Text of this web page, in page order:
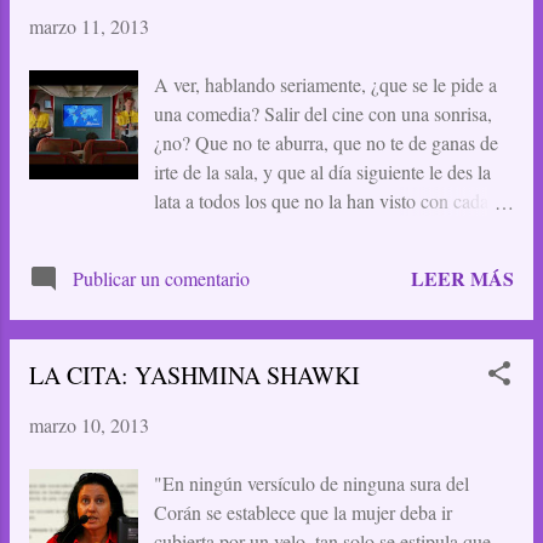
agotada y escasa de ideas. Así que no, no
pienso esperar a que me caiga nada del cielo.
No vaya a ser que en vez de lluvia sea un
piano.
marzo 11, 2013
A ver, hablando seriamente, ¿que se le pide a
una comedia? Salir del cine con una sonrisa,
¿no? Que no te aburra, que no te de ganas de
irte de la sala, y que al día siguiente le des la
lata a todos los que no la han visto con cada
apreciar que el reparto es increíble, y todos
están de fábula. Algo tiene Almodóvar, que
por un lado escoge muy bien a sus actores, y
por otro los dirige de maravilla, no sé si con
diciendo que si esto que si lo otro, que si
Almodóvar ya no es el que era, que si es una
Publicar un comentario LEER MÁS
LA CITA: YASHMINA SHAWKI
marzo 10, 2013
"En ningún versículo de ninguna sura del
Corán se establece que la mujer deba ir